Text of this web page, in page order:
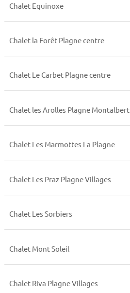
Chalet Equinoxe
Chalet la Forêt Plagne centre
Chalet Le Carbet Plagne centre
Chalet les Arolles Plagne Montalbert
Chalet Les Marmottes La Plagne
Chalet Les Praz Plagne Villages
Chalet Les Sorbiers
Chalet Mont Soleil
Chalet Riva Plagne Villages